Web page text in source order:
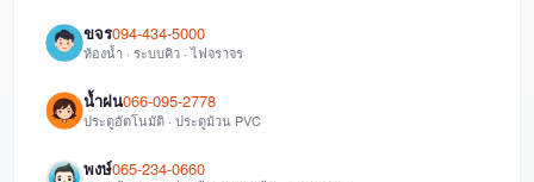
ขจร094-434-5000
ห้องน้ำ · ระบบคิว · ไฟจราจร
น้ำฝน066-095-2778
ประตูอัตโนมัติ · ประตูม้วน PVC
พงษ์065-234-0660